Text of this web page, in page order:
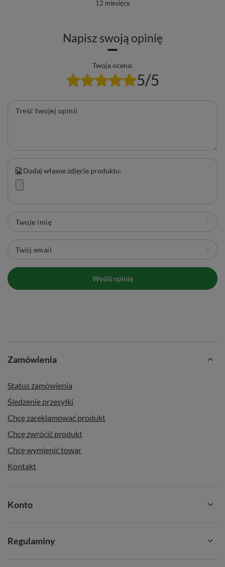
12 miesięcy
Napisz swoją opinię
Twoja ocena:
5/5
Treść twojej opinii
Dodaj własne zdjęcie produktu:
Twoje imię
Twój email
Wyślij opinię
Zamówienia
Status zamówienia
Śledzenie przesyłki
Chcę zareklamować produkt
Chcę zwrócić produkt
Chcę wymienić towar
Kontakt
Konto
Regulaminy